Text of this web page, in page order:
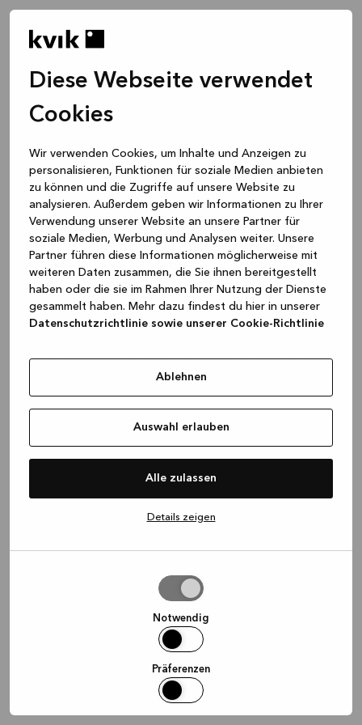
Diese Webseite verwendet
Cookies
Wir verwenden Cookies, um Inhalte und Anzeigen zu
personalisieren, Funktionen für soziale Medien anbieten
zu können und die Zugriffe auf unsere Website zu
analysieren. Außerdem geben wir Informationen zu Ihrer
Verwendung unserer Website an unsere Partner für
soziale Medien, Werbung und Analysen weiter. Unsere
Partner führen diese Informationen möglicherweise mit
weiteren Daten zusammen, die Sie ihnen bereitgestellt
haben oder die sie im Rahmen Ihrer Nutzung der Dienste
gesammelt haben. Mehr dazu findest du hier in unserer
Datenschutzrichtlinie sowie unserer Cookie-Richtlinie
Ablehnen
Auswahl erlauben
Alle zulassen
Details zeigen
Notwendig
Präferenzen
loadingwww.kvik.de (see the browser console for more
information)